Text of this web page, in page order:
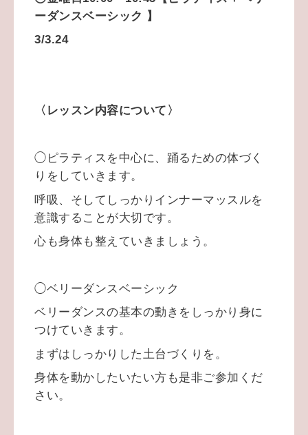
ーダンスベーシック 】
3/3.24
〈レッスン内容について〉
◯ピラティスを中心に、踊るための体づく
りをしていきます。
呼吸、そしてしっかりインナーマッスルを
意識することが大切です。
心も身体も整えていきましょう。
◯ベリーダンスベーシック
ベリーダンスの基本の動きをしっかり身に
つけていきます。
まずはしっかりした土台づくりを。
身体を動かしたいたい方も是非ご参加くだ
さい。